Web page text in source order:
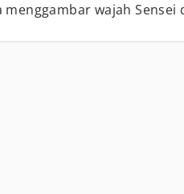
wajah Sensei